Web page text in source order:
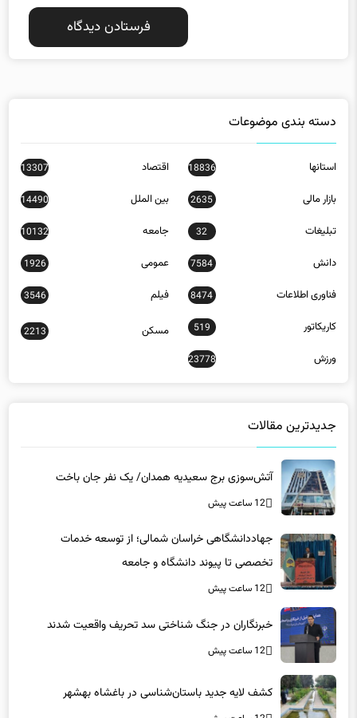
دسته بندی موضوعات
استانها 18836 اقتصاد 13307
بازار مالی 2635 بین الملل 14490
تبلیغات 32 جامعه 10132
دانش 7584 عمومی 1926
فناوری اطلاعات 8474 فیلم 3546
کاریکاتور 519 مسکن 2213
ورزش 23778
جدیدترین مقالات
آتش‌سوزی برج سعیدیه همدان/ یک نفر جان باخت
12 ساعت پیش
جهاددانشگاهی خراسان شمالی؛ از توسعه خدمات
تخصصی تا پیوند دانشگاه و جامعه
12 ساعت پیش
خبرنگاران در جنگ شناختی سد تحریف واقعیت شدند
12 ساعت پیش
کشف لایه جدید باستان‌شناسی در باغشاه بهشهر